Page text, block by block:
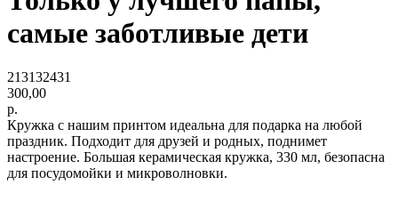
самые заботливые дети
213132431
300,00
р.
Кружка с нашим принтом идеальна для подарка на любой
праздник. Подходит для друзей и родных, поднимет
настроение. Большая керамическая кружка, 330 мл, безопасна
для посудомойки и микроволновки.